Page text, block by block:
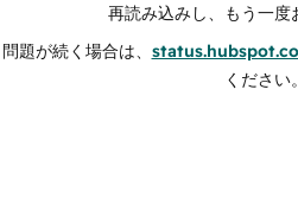
再読み込みし、もう一度
問題が続く場合は、
ください。